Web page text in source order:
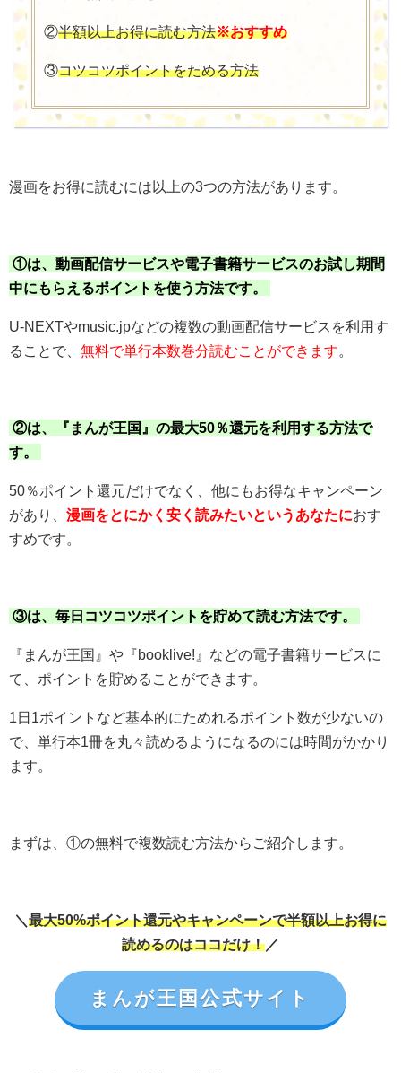
②半額以上お得に読む方法※おすすめ
③コツコツポイントをためる方法
漫画をお得に読むには以上の3つの方法があります。
①は、動画配信サービスや電子書籍サービスのお試し期間
中にもらえるポイントを使う方法です。
U-NEXTやmusic.jpなどの複数の動画配信サービスを利用す
ることで、 無料で単行本数巻分読むことができます
②は、『まんが王国』の最大50％還元を利用する方法で
す。
50％ポイント還元だけでなく、他にもお得なキャンペーン
があり、 漫画をとにかく安く読みたいというあなたにおす
すめです。
③は、毎日コツコツポイントを貯めて読む方法です。
『まんが王国』や『booklive!』などの電子書籍サービスに
て、ポイントを貯めることができます。
1日1ポイントなど基本的にためれるポイント数が少ないの
で、単行本1冊を丸々読めるようになるのには時間がかかり
ます。
まずは、①の無料で複数読む方法からご紹介します。
＼ 最大50%ポイント還元やキャンペーンで半額以上お得に
読めるのはココだけ！ ／
まんが王国公式サイト